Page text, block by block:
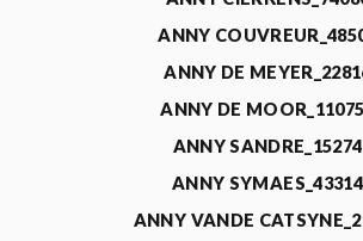
ANNY
ANNY DE
ANNY DE
ANNY SANDRE_15274
ANNY SYMAES_43314
ANNY VANDE